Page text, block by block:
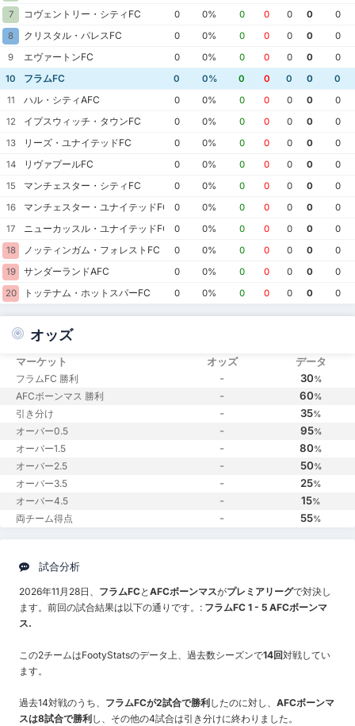
7
コヴェントリー・シティFC 0 0% 0 0 0 0
0
8
クリスタル・パレスFC 0 0% 0 0 0 0
0
9
エヴァートンFC 0 0% 0 0 0 0
0
10
フラムFC 0 0% 0 0 0 0
0
11
ハル・シティAFC 0 0% 0 0 0 0
0
12
イプスウィッチ・タウンFC 0 0% 0 0 0 0
0
13
リーズ・ユナイテッドFC 0 0% 0 0 0 0
0
14
リヴァプールFC 0 0% 0 0 0 0
0
15
マンチェスター・シティFC 0 0% 0 0 0 0
0
16
マンチェスター・ユナイテッドFC 0 0% 0 0 0 0
0
17
ニューカッスル・ユナイテッドFC 0 0% 0 0 0 0
0
18
ノッティンガム・フォレストFC 0 0% 0 0 0 0
0
19
サンダーランドAFC 0 0% 0 0 0 0
0
20
トッテナム・ホットスパーFC 0 0% 0 0 0 0 0
オッズ
マーケット オッズ データ
フラムFC 勝利 - 30%
AFCボーンマス 勝利 - 60%
引き分け - 35%
オーバー0.5 - 95%
オーバー1.5 - 80%
オーバー2.5 - 50%
オーバー3.5 - 25%
オーバー4.5 - 15%
両チーム得点 - 55%
試合分析
2026年11月28日、 フラムFCと AFCボーンマスがプレミアリーグで対決し
ます。前回の試合結果は以下の通りです。: フラムFC 1 - 5 AFCボーンマ
ス.
この2チームはFootyStatsのデータ上、過去数シーズンで14回対戦してい
ます。
過去14対戦のうち、 フラムFCが2試合で勝利 したのに対し、 AFCボーンマ
スは8試合で勝利 し、その他の4試合は引き分けに終わりました。